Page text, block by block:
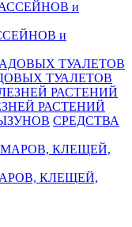
и
ТУАЛЕТОВ
РАСТЕНИЙ
СРЕДСТВА
КЛЕЩЕЙ,